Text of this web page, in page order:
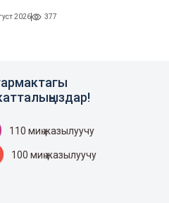
2026 377
110 миң жазылуучу
100 миң жазылуучу